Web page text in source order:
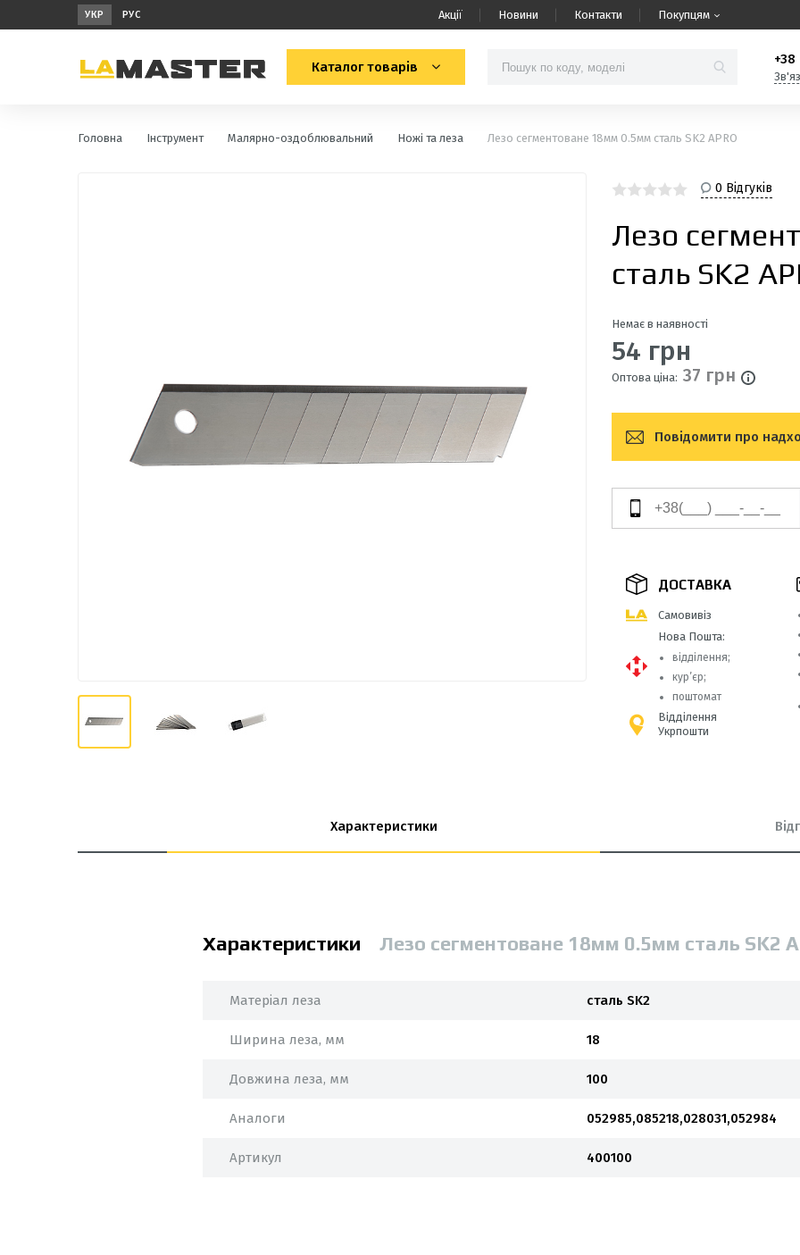
УКР РУС Акції Новини Контакти Покупцям
Каталог товарів
+38
Головна Інструмент Малярно-оздоблювальний Ножі та леза Лезо сегментоване 18мм 0.5мм сталь SK2 APRO
0 Відгуків
Лезо
сталь SK2
Немає в наявності
54 грн
Оптова ціна: 37 грн
Повідомити про
ДОСТАВКА
Самовивіз
Нова Пошта:
відділення;
кур’єр;
поштомат
Відділення
Укрпошти
Характеристики
Характеристики Лезо сегментоване 18мм 0.5мм сталь SK2
Матеріал леза сталь SK2
Ширина леза, мм 18
Довжина леза, мм 100
Аналоги 052985,085218,028031,052984
Артикул 400100